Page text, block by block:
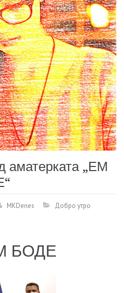
„ЕМ
MKDenes Добро утро
БОДЕ